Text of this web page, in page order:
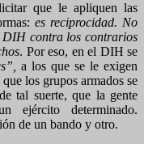
que le apliquen las
es reciprocidad. No
DIH contra los contrarios
. Por eso, en el DIH se
a los que se le exigen
los grupos armados se
tal suerte, que la gente
ejército determinado.
de un bando y otro.